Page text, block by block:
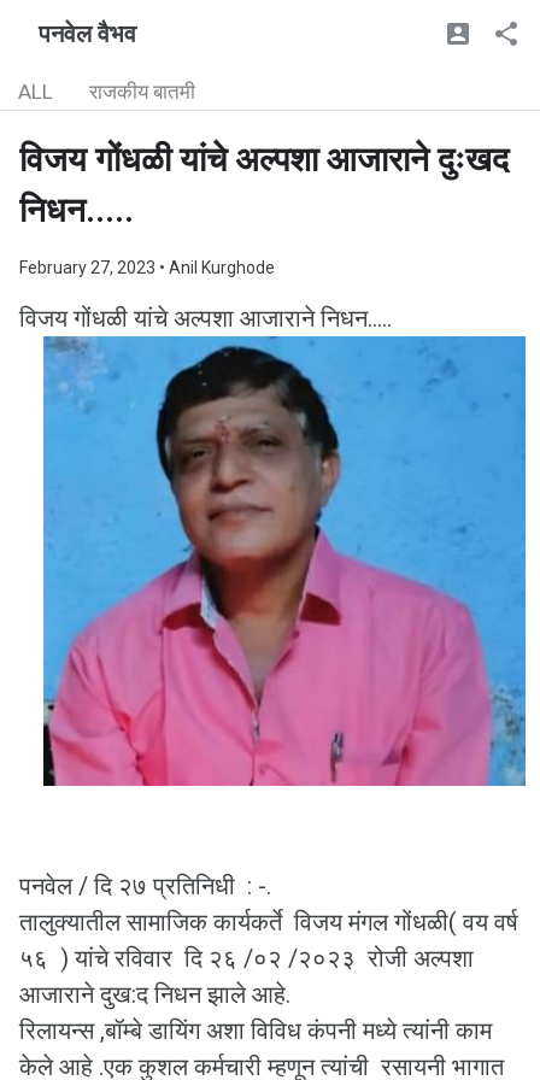
पनवेल वैभव
ALL राजकीय बातमी
विजय गोंधळी यांचे अल्पशा आजाराने दुःखद
निधन.....
February 27, 2023 • Anil Kurghode
विजय गोंधळी यांचे अल्पशा आजाराने निधन.....
पनवेल / दि २७ प्रतिनिधी : -.
तालुक्यातील सामाजिक कार्यकर्ते विजय मंगल गोंधळी( वय वर्ष
५६ ) यांचे रविवार दि २६ /०२ /२०२३ रोजी अल्पशा
आजाराने दुख:द निधन झाले आहे.
रिलायन्स ,बॉम्बे डायिंग अशा विविध कंपनी मध्ये त्यांनी काम
केले आहे .एक कुशल कर्मचारी म्हणून त्यांची रसायनी भागात